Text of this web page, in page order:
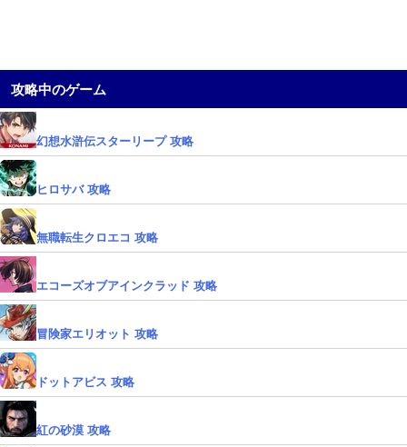
攻略中のゲーム
幻想水滸伝スターリープ 攻略
ヒロサバ 攻略
無職転生クロエコ 攻略
エコーズオブアインクラッド 攻略
冒険家エリオット 攻略
ドットアビス 攻略
紅の砂漠 攻略